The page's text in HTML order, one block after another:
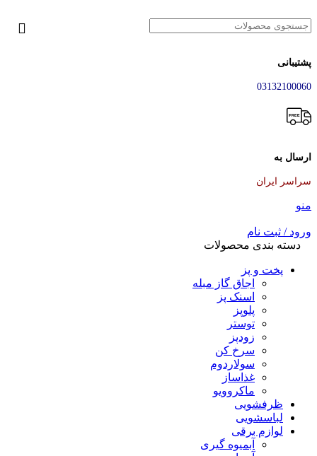
پشتیبانی
03132100060
ارسال به
سراسر ایران
منو
ورود / ثبت نام
دسته بندی محصولات
پخت و پز
اجاق گاز مبله
اسنک پز
پلوپز
توستر
زودپز
سرخ کن
سولاردوم
غذاساز
ماکروویو
ظرفشویی
لباسشویی
لوازم برقی
آبمیوه گیری